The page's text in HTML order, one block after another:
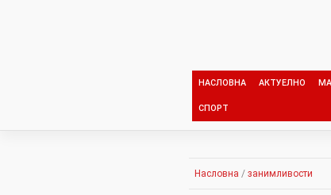
НАСЛОВНА АКТУЕЛНО
СПОРТ
Насловна / занимливости